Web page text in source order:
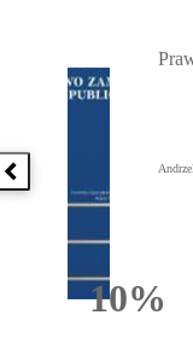
Poprzednia książka
10%